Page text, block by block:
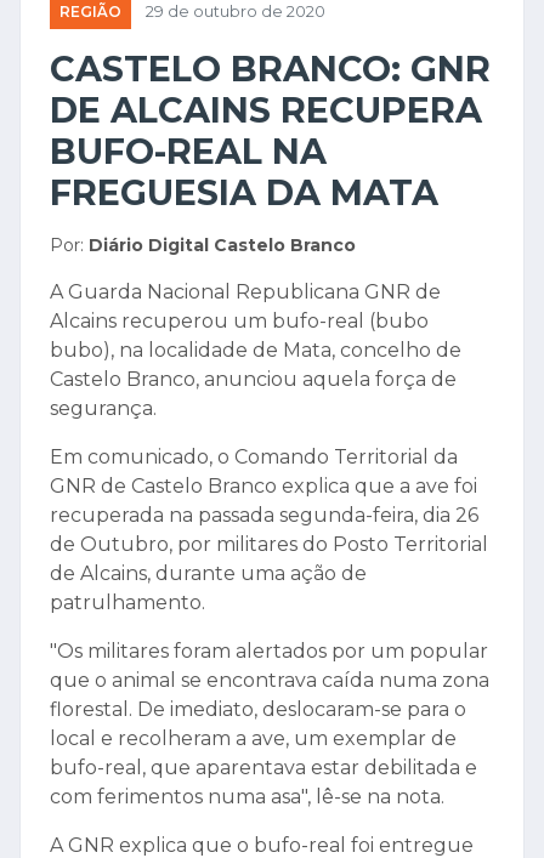
REGIÃO 29 de outubro de 2020
CASTELO BRANCO: GNR
DE ALCAINS RECUPERA
BUFO-REAL NA
FREGUESIA DA MATA
Por: Diário Digital Castelo Branco
A Guarda Nacional Republicana GNR de
Alcains recuperou um bufo-real (bubo
bubo), na localidade de Mata, concelho de
Castelo Branco, anunciou aquela força de
segurança.
Em comunicado, o Comando Territorial da
GNR de Castelo Branco explica que a ave foi
recuperada na passada segunda-feira, dia 26
de Outubro, por militares do Posto Territorial
de Alcains, durante uma ação de
patrulhamento.
"Os militares foram alertados por um popular
que o animal se encontrava caída numa zona
florestal. De imediato, deslocaram-se para o
local e recolheram a ave, um exemplar de
bufo-real, que aparentava estar debilitada e
com ferimentos numa asa", lê-se na nota.
A GNR explica que o bufo-real foi entregue